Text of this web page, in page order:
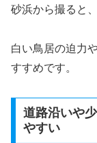
砂浜から撮ると
白い鳥居の迫力
すすめです。
道路沿いや
やすい